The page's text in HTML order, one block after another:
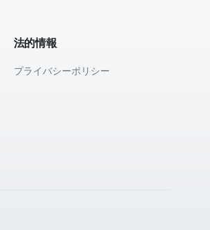
法的情報
プライバシーポリシー